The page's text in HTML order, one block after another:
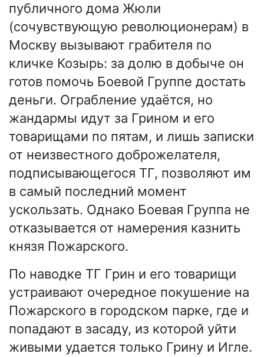
публичного дома Жюли
(сочувствующую революционерам) в
Москву вызывают грабителя по
кличке Козырь: за долю в добыче он
готов помочь Боевой Группе достать
деньги. Ограбление удаётся, но
жандармы идут за Грином и его
товарищами по пятам, и лишь записки
от неизвестного доброжелателя,
подписывающегося ТГ, позволяют им
в самый последний момент
ускользать. Однако Боевая Группа не
отказывается от намерения казнить
князя Пожарского.
По наводке ТГ Грин и его товарищи
устраивают очередное покушение на
Пожарского в городском парке, где и
попадают в засаду, из которой уйти
живыми удается только Грину и Игле.